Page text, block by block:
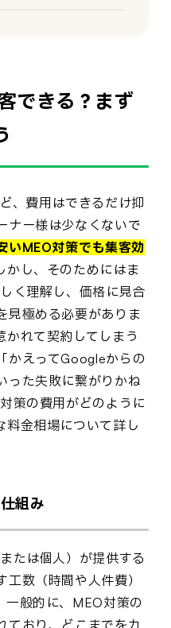
できる？まず
、費用はできるだけ抑
ナー様は少なくないで
いMEO対策でも集客効
かし、そのためにはま
く理解し、価格に見合
見極める必要がありま
かれて契約してしまう
かえってGoogleからの
った失敗に繋がりかね
策の費用がどのように
料金相場について詳し
組み
たは個人）が提供する
数（時間や人件費）
一般的に、MEO対策の
ており、どこまでをカ